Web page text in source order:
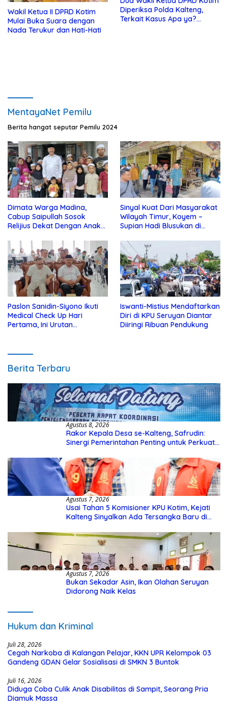
Wakil Ketua II DPRD Kotim
Mulai Buka Suara dengan
Nada Terukur dan Hati-Hati
Diperiksa Polda Kalteng,
Terkait Kasus Apa ya?…
MentayaNet Pemilu
Berita hangat seputar Pemilu 2024
Dimata Warga Madina,
Cabup Saipullah Sosok
Relijius Dekat Dengan Anak
Sinyal Kuat Dari Masyarakat
Wilayah Timur, Koyem –
Supian Hadi Blusukan di
Paslon Sanidin-Siyono Ikuti
Medical Check Up Hari
Pertama, Ini Urutan
Iswanti-Mistius Mendaftarkan
Diri di KPU Seruyan Diantar
Diiringi Ribuan Pendukung
Berita Terbaru
Agustus 8, 2026
Rakor Kepala Desa se-Kalteng, Safrudin:
Sinergi Pemerintahan Penting untuk Perkuat
Agustus 7, 2026
Usai Tahan 5 Komisioner KPU Kotim, Kejati
Kalteng Sinyalkan Ada Tersangka Baru di
Agustus 7, 2026
Bukan Sekadar Asin, Ikan Olahan Seruyan
Didorong Naik Kelas
Hukum dan Kriminal
Juli 28, 2026
Cegah Narkoba di Kalangan Pelajar, KKN UPR Kelompok 03
Gandeng GDAN Gelar Sosialisasi di SMKN 3 Buntok
Juli 16, 2026
Diduga Coba Culik Anak Disabilitas di Sampit, Seorang Pria
Diamuk Massa